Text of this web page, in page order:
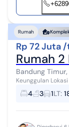
Rumah
Rp 72 Juta
Rumah
Bandung
Keunggulan Lokasi Grand Sharon:
tertata rapi v️
Summarecon
4 3 1LT: